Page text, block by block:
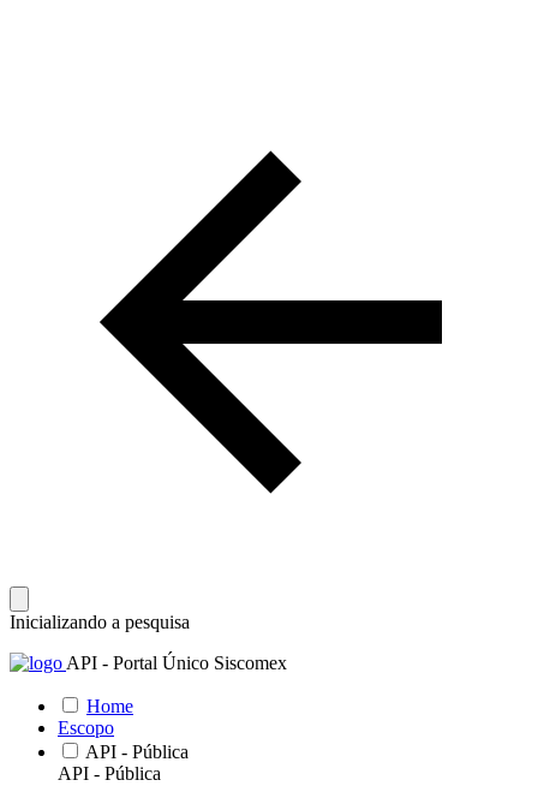
Inicializando a pesquisa
API - Portal Único Siscomex
Home
Escopo
API - Pública
API - Pública